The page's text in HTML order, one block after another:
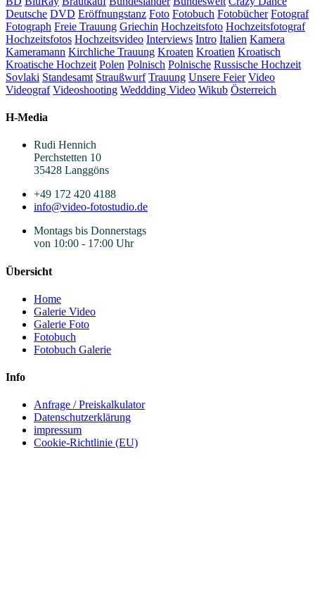
Deutsche DVD Eröffnungstanz Foto Fotobuch Fotobücher Fotograf
Fotograph Freie Trauung Griechin Hochzeitsfoto Hochzeitsfotograf
Hochzeitsfotos Hochzeitsvideo Interviews Intro Italien Kamera
Kameramann Kirchliche Trauung Kroaten Kroatien Kroatisch
Kroatische Hochzeit Polen Polnisch Polnische Russische Hochzeit
Sovlaki Standesamt Straußwurf Trauung Unsere Feier Video
Videograf Videoshooting Weddding Video Wikub Österreich
H-Media
Rudi Hennich
Perchstetten 10
35428 Langgöns
+49 172 420 4188
info@video-fotostudio.de
Montags bis Donnerstags
von 10:00 - 17:00 Uhr
Übersicht
Home
Galerie Video
Galerie Foto
Fotobuch
Fotobuch Galerie
Info
Anfrage / Preiskalkulator
Datenschutzerklärung
impressum
Cookie-Richtlinie (EU)